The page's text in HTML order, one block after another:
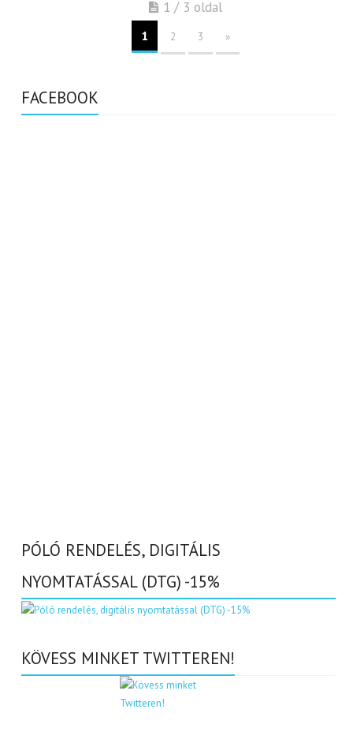
1 / 3 oldal
1 2 3 »
FACEBOOK
PÓLÓ RENDELÉS, DIGITÁLIS
NYOMTATÁSSAL (DTG) -15%
KÖVESS MINKET TWITTEREN!